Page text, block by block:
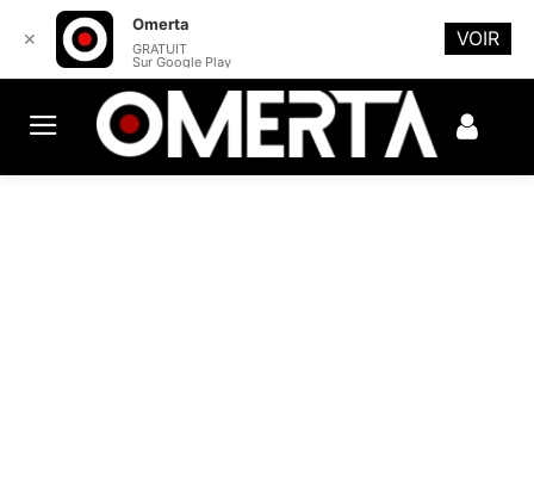
✕
Omerta
GRATUIT
Sur Google Play
VOIR